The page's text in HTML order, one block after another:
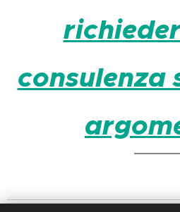
consulenza